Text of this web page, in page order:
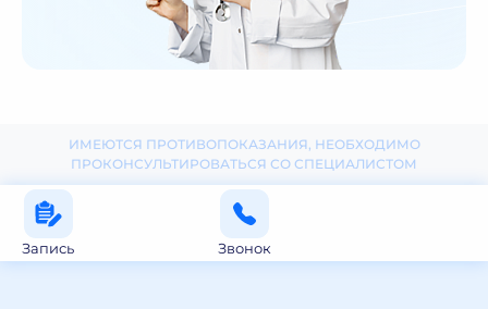
ИМЕЮТСЯ ПРОТИВОПОКАЗАНИЯ, НЕОБХОДИМО
ПРОКОНСУЛЬТИРОВАТЬСЯ СО СПЕЦИАЛИСТОМ
Запись Звонок